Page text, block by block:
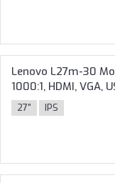
Lenovo L27m-30
1000:1, HDMI, VGA,
27" IPS